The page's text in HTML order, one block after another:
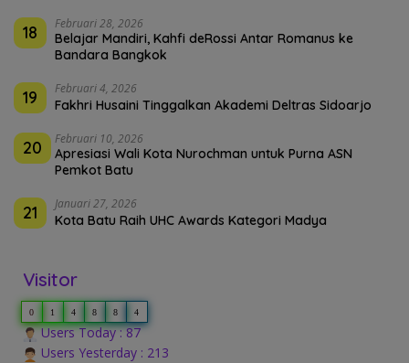
18 Februari 28, 2026
Belajar Mandiri, Kahfi deRossi Antar Romanus ke
Bandara Bangkok
19 Februari 4, 2026
Fakhri Husaini Tinggalkan Akademi Deltras Sidoarjo
20 Februari 10, 2026
Apresiasi Wali Kota Nurochman untuk Purna ASN
Pemkot Batu
21 Januari 27, 2026
Kota Batu Raih UHC Awards Kategori Madya
Visitor
0 1 4 8 8 4
Users Today : 87
Users Yesterday : 213